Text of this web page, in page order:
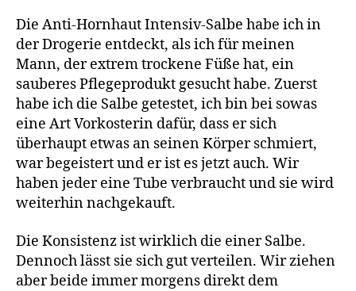
Die Anti-Hornhaut Intensiv-Salbe habe ich in
der Drogerie entdeckt, als ich für meinen
Mann, der extrem trockene Füße hat, ein
sauberes Pflegeprodukt gesucht habe. Zuerst
habe ich die Salbe getestet, ich bin bei sowas
eine Art Vorkosterin dafür, dass er sich
überhaupt etwas an seinen Körper schmiert,
war begeistert und er ist es jetzt auch. Wir
haben jeder eine Tube verbraucht und sie wird
weiterhin nachgekauft.
Die Konsistenz ist wirklich die einer Salbe.
Dennoch lässt sie sich gut verteilen. Wir ziehen
aber beide immer morgens direkt dem